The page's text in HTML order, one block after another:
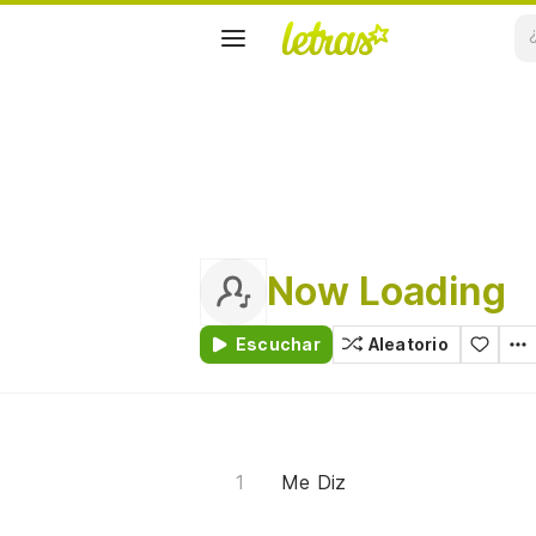
Now Loading
Escuchar Aleatorio
Me Diz